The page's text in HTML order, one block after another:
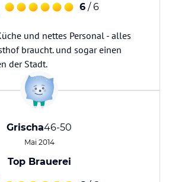
6 / 6
und nettes Personal - alles
braucht. und sogar einen
der Stadt.
Grischa46-50
Mai 2014
Top Brauerei